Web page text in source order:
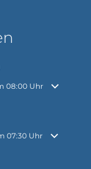
auszublenden
08:00 Uhr
auszublenden
07:30 Uhr